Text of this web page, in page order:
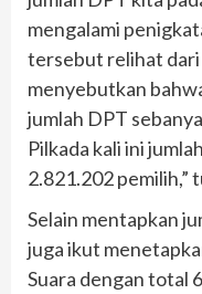
mengalami
tersebut relihat dari
menyebutkan
jumlah DPT
Pilkada kali ini
2.821.202 pemilih,”
Selain mentapkan
juga ikut
Suara dengan total